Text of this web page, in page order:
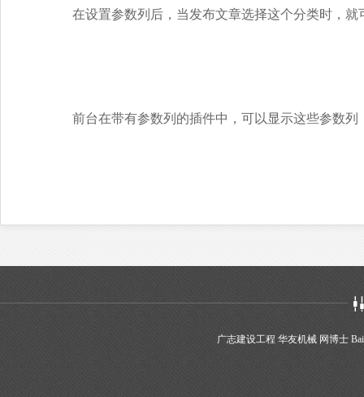
在设置参数列后，当发布文章选择这个分类时，就
前台在带有参数列的插件中，可以显示这些参数
广志建设工程 华友机械 网博士